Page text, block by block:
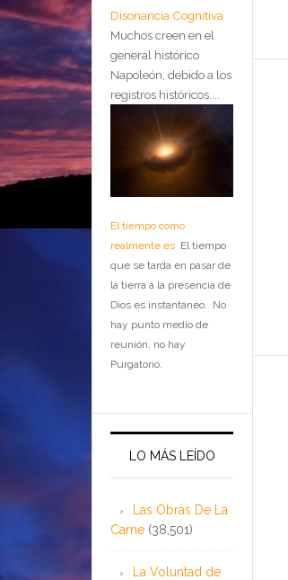
Disonancia Cognitiva
Muchos creen en el
general histórico
Napoleón, debido a los
registros históricos....
El tiempo como
realmente es El tiempo
que se tarda en pasar de
la tierra a la presencia de
Dios es instantáneo. No
hay punto medio de
reunión, no hay
Purgatorio.
LO MÁS LEÍDO
Las Obras De La
Carne (38,501)
La Voluntad de